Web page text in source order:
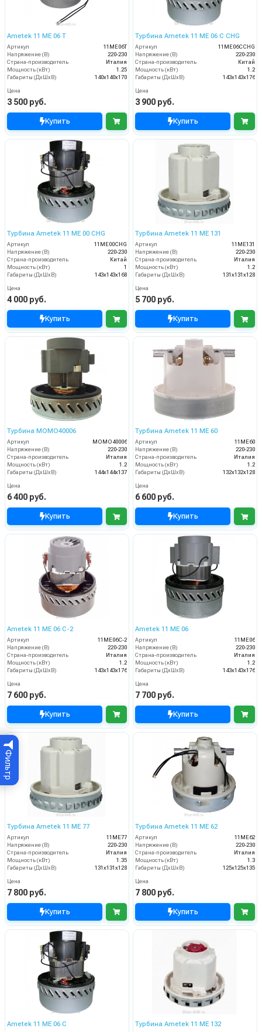
Фильтр
Ametek 11 ME 06 T
Артикул
11ME06T
Напряжение (В)
220-230
Страна-производитель
Италия
Мощность (кВт)
1.25
Габариты (ДхШхВ)
140х140х170
Цена
3 500 руб.
Купить
Турбина Ametek 11 ME 06 C CHG
Артикул
11ME06CCHG
Напряжение (В)
220-230
Страна-производитель
Китай
Мощность (кВт)
1.2
Габариты (ДхШхВ)
143х143х176
Цена
3 900 руб.
Купить
Турбина Ametek 11 ME 00 CHG
Артикул
11ME00CHG
Напряжение (В)
220-230
Страна-производитель
Китай
Мощность (кВт)
1
Габариты (ДхШхВ)
143х143х168
Цена
4 000 руб.
Купить
Турбина Ametek 11 ME 131
Артикул
11ME131
Напряжение (В)
220-230
Страна-производитель
Италия
Мощность (кВт)
1.2
Габариты (ДхШхВ)
131х131х128
Цена
5 700 руб.
Купить
Турбина MOMO40006
Артикул
MOMO40006
Напряжение (В)
220-230
Страна-производитель
Италия
Мощность (кВт)
1.2
Габариты (ДхШхВ)
144х144х137
Цена
6 400 руб.
Купить
Турбина Ametek 11 ME 60
Артикул
11ME60
Напряжение (В)
220-230
Страна-производитель
Италия
Мощность (кВт)
1.2
Габариты (ДхШхВ)
132х132х128
Цена
6 600 руб.
Купить
Ametek 11 ME 06 C-2
Артикул
11МЕ06С-2
Напряжение (В)
220-230
Страна-производитель
Италия
Мощность (кВт)
1.2
Габариты (ДхШхВ)
143х143х176
Цена
7 600 руб.
Купить
Ametek 11 ME 06
Артикул
11ME06
Напряжение (В)
220-230
Страна-производитель
Италия
Мощность (кВт)
1.2
Габариты (ДхШхВ)
143х143х176
Цена
7 700 руб.
Купить
Турбина Ametek 11 ME 77
Артикул
11ME77
Напряжение (В)
220-230
Страна-производитель
Италия
Мощность (кВт)
1.35
Габариты (ДхШхВ)
131х131х128
Цена
7 800 руб.
Купить
Турбина Ametek 11 ME 62
Артикул
11ME62
Напряжение (В)
220-230
Страна-производитель
Италия
Мощность (кВт)
1.3
Габариты (ДхШхВ)
125х125х135
Цена
7 800 руб.
Купить
Ametek 11 ME 06 C Турбина Ametek 11 ME 132